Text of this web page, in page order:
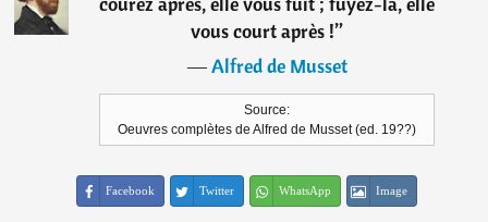
vous court après !”
―Alfred de Musset
Source:
Oeuvres complètes de Alfred de Musset (ed. 19??)
Facebook Twitter WhatsApp Image